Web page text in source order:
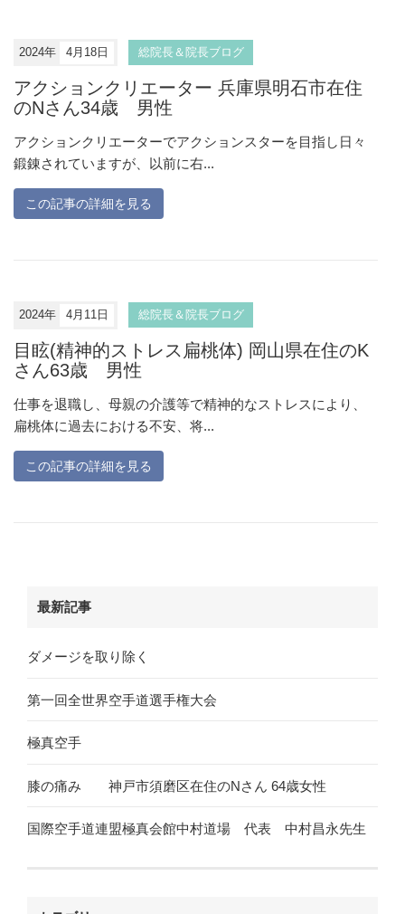
2024年 4月18日 総院長＆院長ブログ
アクションクリエーター 兵庫県明石市在住
のNさん34歳 男性
アクションクリエーターでアクションスターを目指し日々
鍛錬されていますが、以前に右...
この記事の詳細を見る
2024年 4月11日 総院長＆院長ブログ
目眩(精神的ストレス扁桃体) 岡山県在住のK
さん63歳 男性
仕事を退職し、母親の介護等で精神的なストレスにより、
扁桃体に過去における不安、将...
この記事の詳細を見る
最新記事
ダメージを取り除く
第一回全世界空手道選手権大会
極真空手
膝の痛み 神戸市須磨区在住のNさん 64歳女性
国際空手道連盟極真会館中村道場 代表 中村昌永先生